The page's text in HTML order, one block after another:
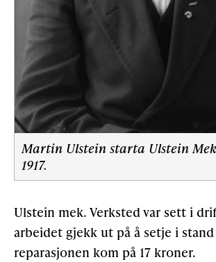
Martin Ulstein starta Ulstein
1917.
Ulstein mek. Verksted var sett i
arbeidet gjekk ut på å setje i
reparasjonen kom på 17 kroner.